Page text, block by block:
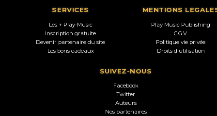
SERVICES
Les + Play-Music
Inscription gratuite
Devenir partenaire du site
Les bons cadeaux
MENTIONS
Play Music Publishing
C.G.V.
Politique vie privée
Droits d'utilisation
SUIVEZ-NOUS
Facebook
Twitter
Auteurs
Nos partenaires